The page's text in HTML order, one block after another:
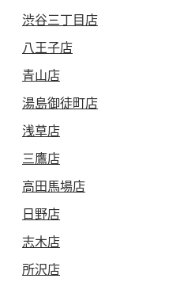
渋谷三丁目店
八王子店
青山店
湯島御徒町店
浅草店
三鷹店
高田馬場店
日野店
志木店
所沢店